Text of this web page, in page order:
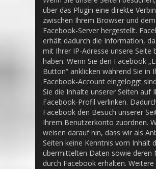
über das Plugin eine direkte
zwischen Ihrem Browser und dem
Facebook-Server hergestellt.
erhält dadurch die Information,
mit Ihrer IP-Adresse unsere Seite
haben. Wenn Sie den Facebook
Button“ anklicken während Sie in
Facebook-Account eingeloggt
Sie die Inhalte unserer Seiten auf
Facebook-Profil verlinken.
Facebook den Besuch unserer
Ihrem Benutzerkonto zuordnen.
weisen darauf hin, dass wir als
Seiten keine Kenntnis vom Inhalt
übermittelten Daten sowie deren
durch Facebook erhalten. Weitere